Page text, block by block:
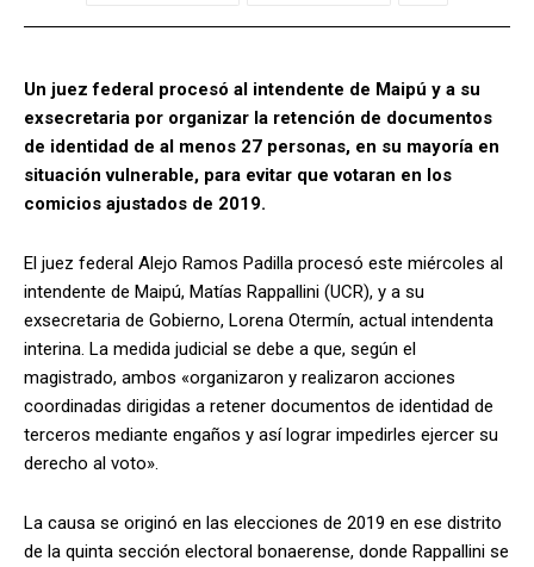
Un juez federal procesó al intendente de Maipú y a su
exsecretaria por organizar la retención de documentos
de identidad de al menos 27 personas, en su mayoría en
situación vulnerable, para evitar que votaran en los
comicios ajustados de 2019.
El juez federal Alejo Ramos Padilla procesó este miércoles al
intendente de Maipú, Matías Rappallini (UCR), y a su
exsecretaria de Gobierno, Lorena Otermín, actual intendenta
interina. La medida judicial se debe a que, según el
magistrado, ambos «organizaron y realizaron acciones
coordinadas dirigidas a retener documentos de identidad de
terceros mediante engaños y así lograr impedirles ejercer su
derecho al voto».
La causa se originó en las elecciones de 2019 en ese distrito
de la quinta sección electoral bonaerense, donde Rappallini se